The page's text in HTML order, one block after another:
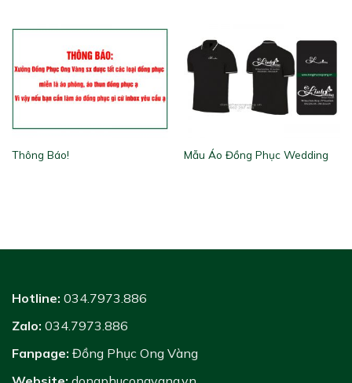
Thông Báo! Mẫu Áo Đồng Phục Wedding
Hotline: 034.7973.886
Zalo: 034.7973.886
Fanpage: Đồng Phục Ong Vàng